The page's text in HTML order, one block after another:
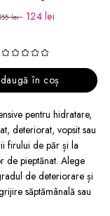
lei 124 lei
în coș
pentru hidratare,
deteriorat, vopsit sau
firului de păr și la
de pieptănat. Alege
de deteriorare și
săptămânală sau